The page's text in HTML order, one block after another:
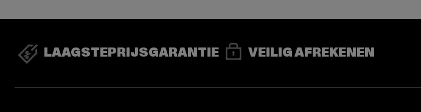
LAAGSTEPRIJSGARANTIE VEILIG AFREKENEN